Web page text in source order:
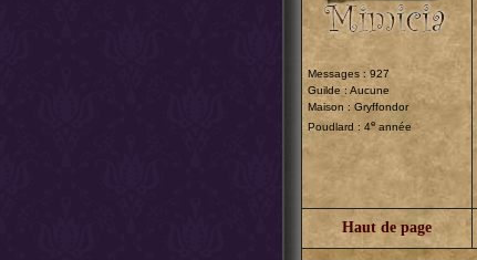
Messages : 927
Guilde : Aucune
Maison : Gryffondor
Poudlard : 4e année
Haut de page